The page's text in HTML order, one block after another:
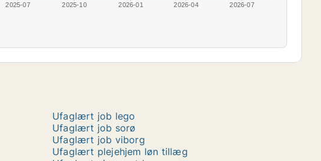
2025-07 2025-10 2026-01 2026-04 2026-07
Ufaglært job lego
Ufaglært job sorø
Ufaglært job viborg
Ufaglært plejehjem løn tillæg